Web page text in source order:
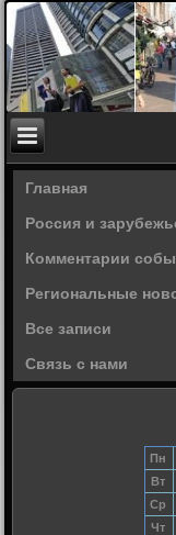
Главная
Россия и
Комментарии
Региональные
Все записи
Связь с нами
Пн
Вт
Ср
Чт